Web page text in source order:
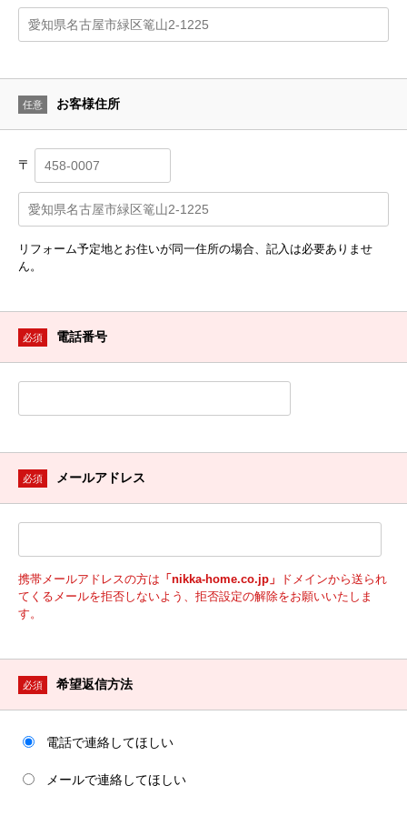
任意 お客様住所
〒
リフォーム予定地とお住いが同一住所の場合、記入は必要ありませ
ん。
必須 電話番号
必須 メールアドレス
携帯メールアドレスの方は 「nikka-home.co.jp」
ドメインから送られ
てくるメールを拒否しないよう、拒否設定の解除をお願いいたしま
す。
必須 希望返信方法
電話で連絡してほしい
メールで連絡してほしい